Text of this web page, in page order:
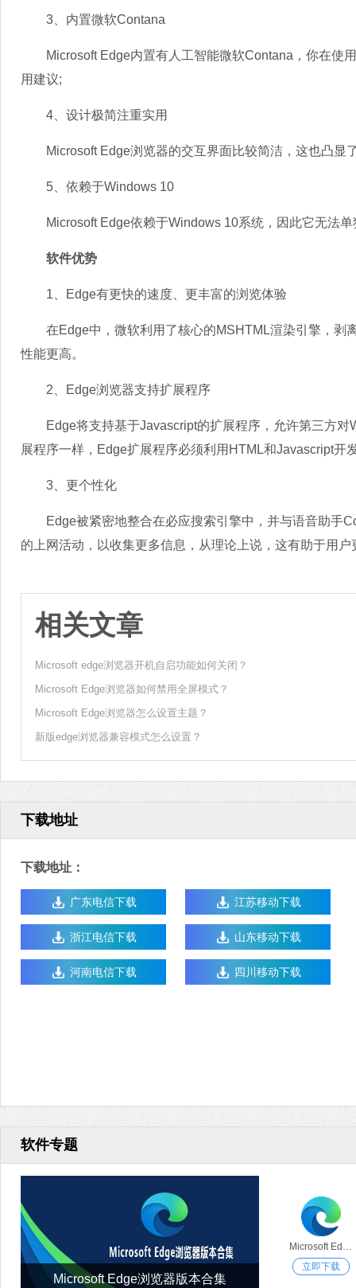
3、内置微软Contana
Microsoft Edge内置有人工智能微软Contana，你在使
用建议;
4、设计极简注重实用
Microsoft Edge浏览器的交互界面比较简洁，这也凸显
5、依赖于Windows 10
Microsoft Edge依赖于Windows 10系统，因此它无法单
软件优势
1、Edge有更快的速度、更丰富的浏览体验
在Edge中，微软利用了核心的MSHTML渲染引擎，剥
性能更高。
2、Edge浏览器支持扩展程序
Edge将支持基于Javascript的扩展程序，允许第三方对
展程序一样，Edge扩展程序必须利用HTML和Javascript开
3、更个性化
Edge被紧密地整合在必应搜索引擎中，并与语音助手
的上网活动，以收集更多信息，从理论上说，这有助于用
相关文章
Microsoft edge浏览器开机自启功能如何关闭？
Microsoft Edge浏览器如何禁用全屏模式？
Microsoft Edge浏览器怎么设置主题？
新版edge浏览器兼容模式怎么设置？
下载地址
下载地址：
广东电信下载 江苏移动下载
浙江电信下载 山东移动下载
河南电信下载 四川移动下载
软件专题
Microsoft Edge浏览器版本合集
立即下载